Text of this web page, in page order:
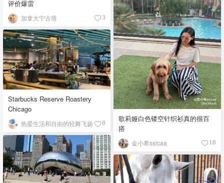
评价爆雷
加拿大宁古塔 3
歌莉娅白色镂空针织衫真的很百
搭
金小希ssicaa 18
Starbucks Reserve Roastery
Chicago
热爱生活和自由的轻舞飞扬 8